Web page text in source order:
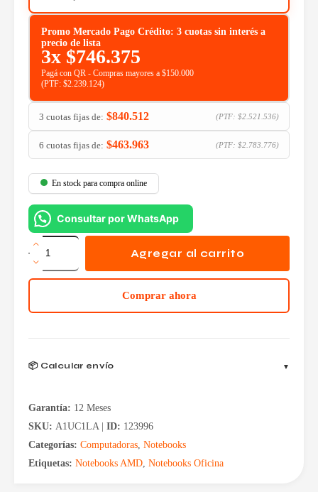
Promo Mercado Pago Crédito: 3 cuotas sin interés a
precio de lista
3x $746.375
Pagá con QR - Compras mayores a $150.000
(PTF: $2.239.124)
3 cuotas fijas de: $840.512 (PTF: $2.521.536)
6 cuotas fijas de: $463.963 (PTF: $2.783.776)
En stock para compra online
Consultar por WhatsApp
Notebook
HP
Pavilion
Aero
13"
Agregar al carrito
Comprar ahora
📦 Calcular envío
Garantía: 12 Meses
SKU: A1UC1LA | ID: 123996
Categorías: Computadoras Notebooks
Etiquetas: Notebooks AMD Notebooks Oficina